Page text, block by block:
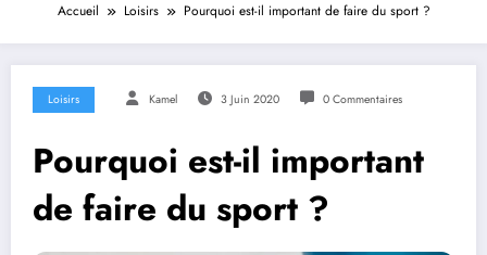
Accueil Loisirs Pourquoi est-il important de faire du sport ?
Loisirs Kamel 3 Juin 2020 0 Commentaires
Pourquoi est-il important
de faire du sport ?